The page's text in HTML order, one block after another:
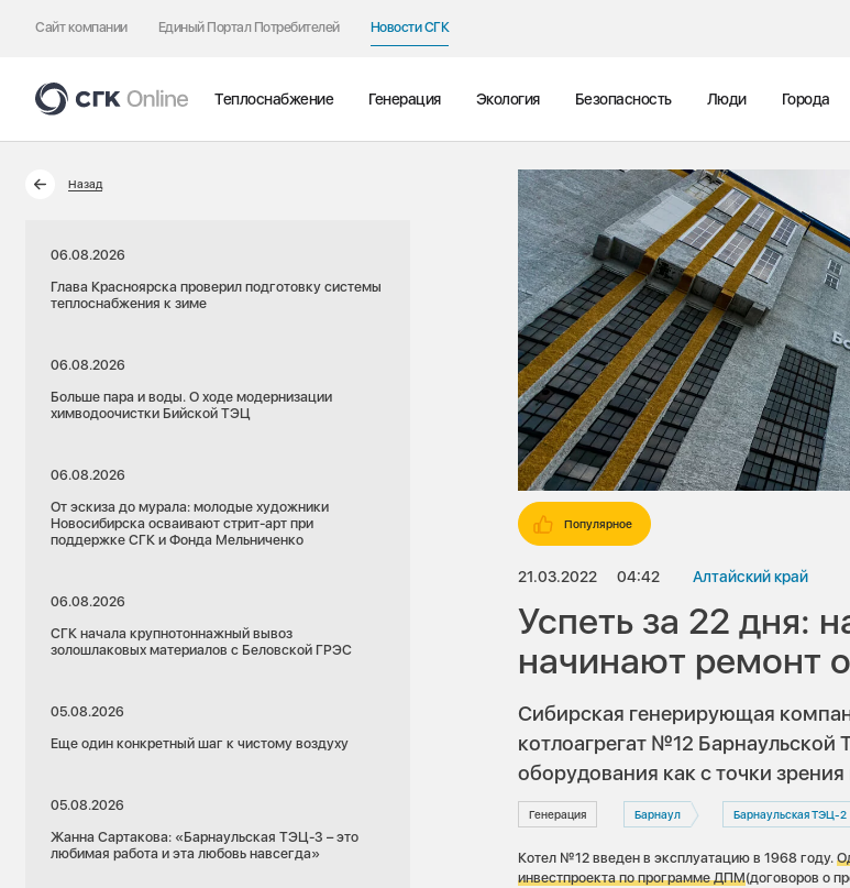
Сайт компании Единый Портал Потребителей Новости СГК
Теплоснабжение Генерация Экология Безопасность Люди Города
Назад
06.08.2026
Глава Красноярска проверил подготовку системы
теплоснабжения к зиме
06.08.2026
Больше пара и воды. О ходе модернизации
химводоочистки Бийской ТЭЦ
06.08.2026
От эскиза до мурала: молодые художники
Новосибирска осваивают стрит-арт при
поддержке СГК и Фонда Мельниченко
06.08.2026
СГК начала крупнотоннажный вывоз
золошлаковых материалов с Беловской ГРЭС
05.08.2026
Еще один конкретный шаг к чистому воздуху
05.08.2026
Жанна Сартакова: «Барнаульская ТЭЦ-3 – это
любимая работа и эта любовь навсегда»
Популярное
21.03.2022 04:42 Алтайский край
Успеть за 22 дня:
начинают ремонт
Сибирская генерирующая
котлоагрегат №12
оборудования как с точки
Генерация Барнаул Барнаульская ТЭЦ-2
Котел №12 введен в эксплуатацию в 1968 году.
инвестпроекта по программе ДПМ(договоров о